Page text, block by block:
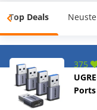
Top Deals
375